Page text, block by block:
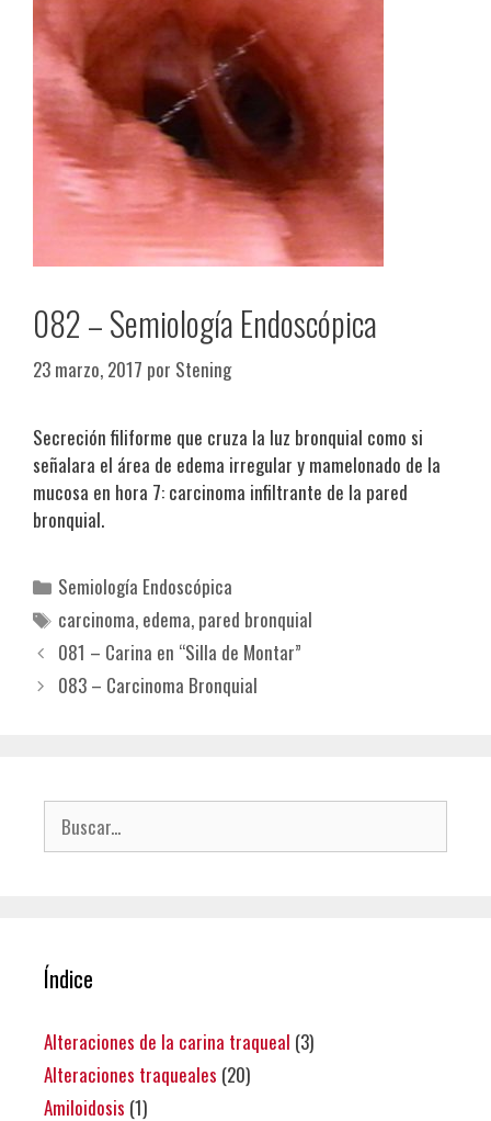
082 – Semiología Endoscópica
23 marzo, 2017 por Stening
Secreción filiforme que cruza la luz bronquial como si
señalara el área de edema irregular y mamelonado de la
mucosa en hora 7: carcinoma infiltrante de la pared
bronquial.
Categorías
Semiología Endoscópica
Etiquetas
carcinoma, edema, pared bronquial
081 – Carina en “Silla de Montar”
083 – Carcinoma Bronquial
Buscar:
Índice
Alteraciones de la carina traqueal (3)
Alteraciones traqueales (20)
Amiloidosis (1)